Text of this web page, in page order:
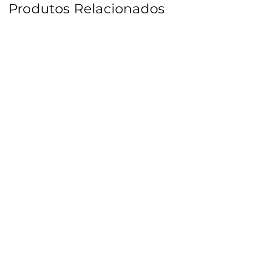
os grãos fiquem macios e soltinhos. Para potencializar o sabor,
no controle do colesterol. Além disso, é uma fonte de energia, ideal
Experimenteo Arroz Tio João Integral e descubra como ele pode
Produtos Relacionados